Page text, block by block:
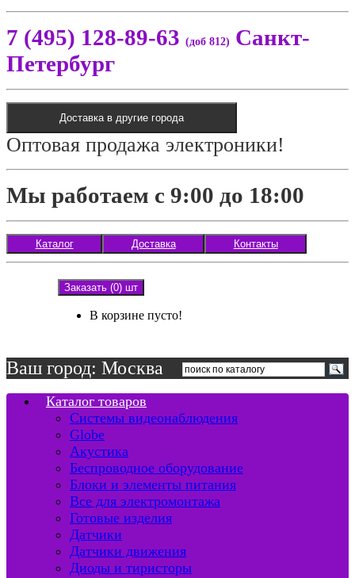
7 (495) 128-89-63 (доб 812) Санкт-
Петербург
Доставка в другие города
Оптовая продажа электроники!
Мы работаем с 9:00 до 18:00
Каталог Доставка Контакты
Заказать (0) шт
В корзине пусто!
Ваш город: Москва
Каталог товаров
Системы видеонаблюдения
Globe
Акустика
Беспроводное оборудование
Блоки и элементы питания
Все для электромонтажа
Готовые изделия
Датчики
Датчики движения
Диоды и тиристоры